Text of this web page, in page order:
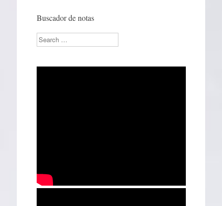
Buscador de notas
Search